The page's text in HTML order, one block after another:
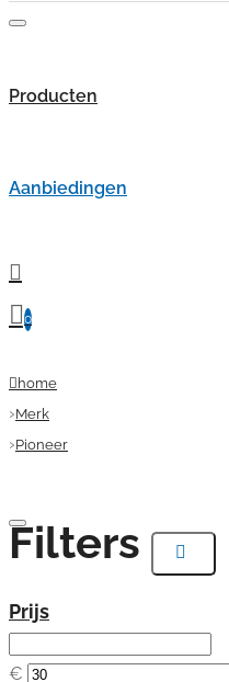
Producten
Aanbiedingen
0
home
Merk
Pioneer
Filters
Prijs
€